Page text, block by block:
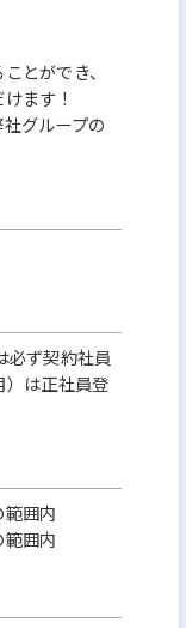
とができ、
ます！
グループの
必ず契約社員
）は正社員登
囲内
囲内